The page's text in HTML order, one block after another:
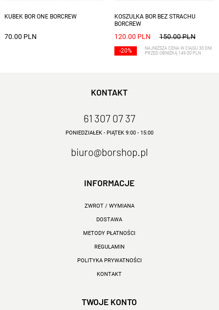
KUBEK BOR ONE BORCREW
70.00 PLN
KOSZULKA BOR BEZ STRACHU
BORCREW
120.00 PLN 150.00 PLN
-20%
NAJNIŻSZA CENA W CIĄGU 30 DNI
PRZED OBNIŻKĄ 149.00 PLN
KONTAKT
61 307 07 37
PONIEDZIAŁEK - PIĄTEK 9:00 - 15:00
biuro@borshop.pl
INFORMACJE
ZWROT / WYMIANA
DOSTAWA
METODY PŁATNOŚCI
REGULAMIN
POLITYKA PRYWATNOŚCI
KONTAKT
TWOJE KONTO